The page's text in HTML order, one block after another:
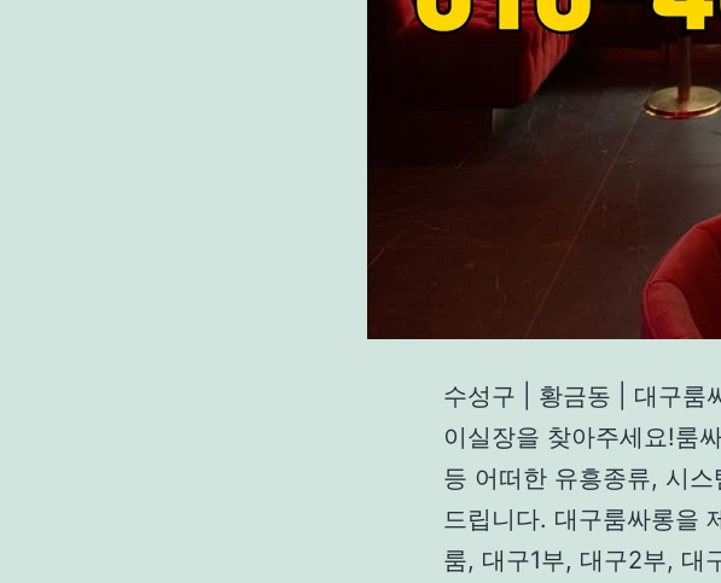
수성구 | 황금동 | 대구룸
이실장을 찾아주세요!룸
등 어떠한 유흥종류, 시
드립니다. 대구룸싸롱을
룸, 대구1부, 대구2부, 대